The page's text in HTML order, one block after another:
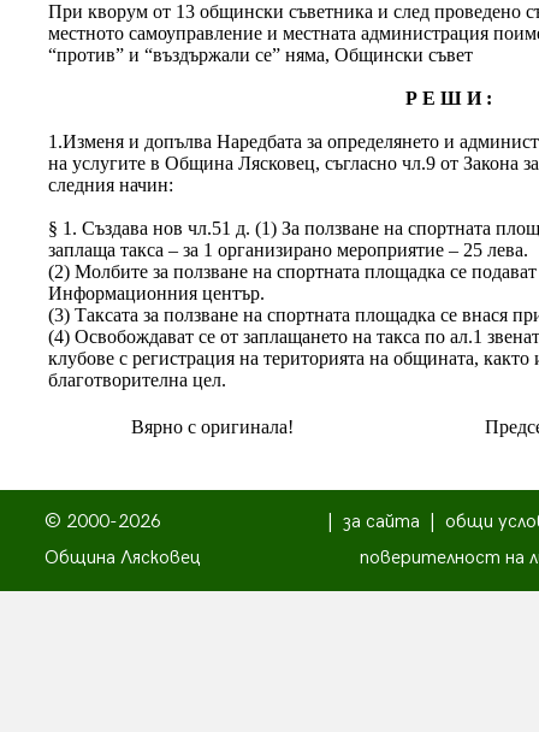
При кворум от 13 общински съветника и след проведено
местното самоуправление и местната администрация
“против” и “въздържали се” няма, Общински съвет
Р Е Ш И :
1.Изменя и допълва Наредбата за определянето и
на услугите в Община Лясковец, съгласно чл.9 от Закона
следния начин:
§ 1. Създава нов чл.51 д. (1) За ползване на спортната
заплаща такса – за 1 организирано мероприятие – 25 лева.
(2) Молбите за ползване на спортната площадка се
Информационния център.
(3) Таксата за ползване на спортната площадка се внася
(4) Освобождават се от заплащането на такса по ал.1
клубове с регистрация на територията на общината,
благотворителна цел.
Вярно с оригинала!
© 2000-2026
Община Лясковец
за сайта
общи
поверителност на